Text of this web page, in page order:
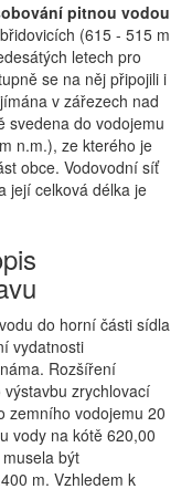
pitnou vodou
(615 - 515 m
letech pro
se na něj připojili i
v zářezech nad
svedena do vodojemu
n.m.), ze kterého je
obce. Vodovodní síť
její celková délka je
do horní části sídla
vydatnosti
Rozšíření
zrychlovací
zemního vodojemu 20
vody na kótě 620,00
být
m. Vzhledem k